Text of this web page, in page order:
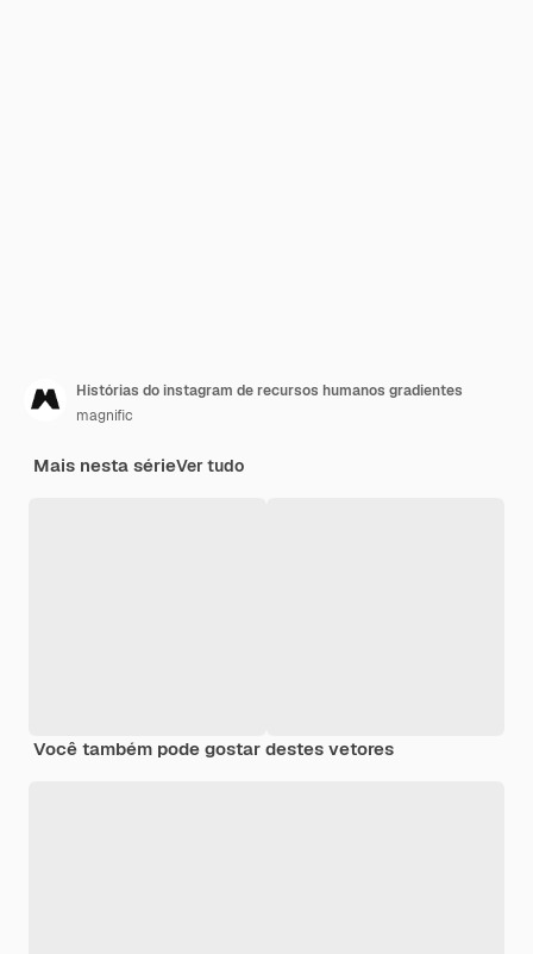
Histórias do instagram de recursos humanos gradientes
magnific
Mais nesta sérieVer tudo
Você também pode gostar destes vetores